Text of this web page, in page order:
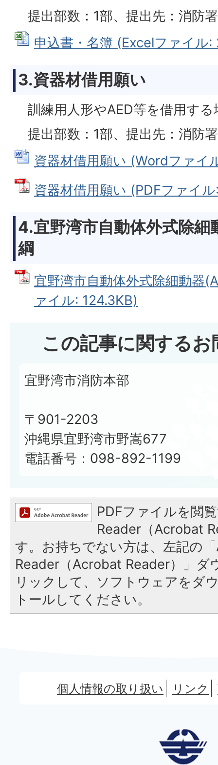
提出部数：1部、提出先：消防署
申込書・名簿 (Excelファイル:
3.資器材借用願い
訓練用人形やAED等を借用する
提出部数：1部、提出先：消防署
資器材借用願い (Wordファイ
資器材借用願い (PDFファイ
4.宜野湾市自動体外式除細
綱
宜野湾市自動体外式除細動器
ァイル: 124.3KB)
この記事に関する
宜野湾市消防本部
〒901-2203
沖縄県宜野湾市野嵩677
電話番号：098-892-1199
PDFファイルを閲
Reader（Acrobat
す。お持ちでない方は、左記の
Reader（Acrobat Reader）」ダ
リックして、ソフトウェアをダ
トールしてください。
個人情報の取り扱い リンク